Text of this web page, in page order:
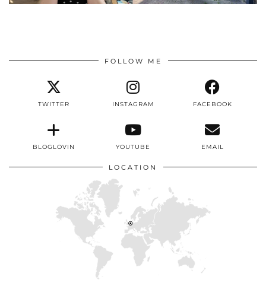
FOLLOW ME
TWITTER INSTAGRAM FACEBOOK
BLOGLOVIN YOUTUBE EMAIL
LOCATION